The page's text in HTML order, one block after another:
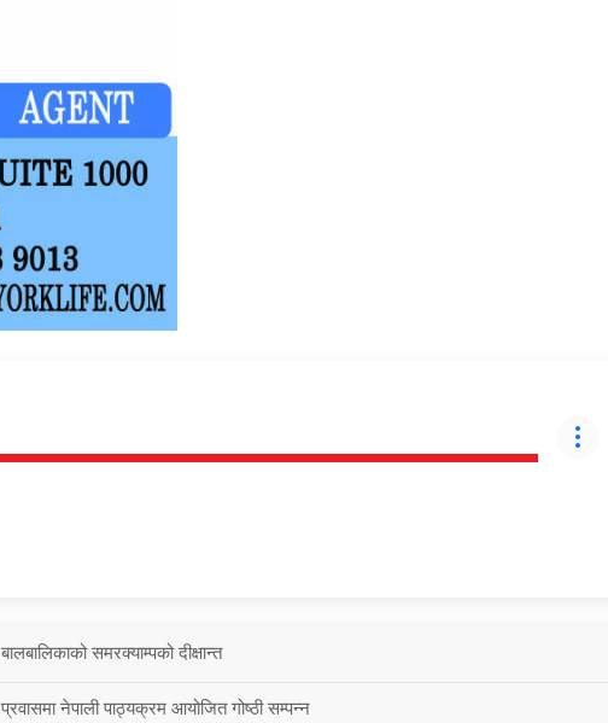
बालबालिकाको समरक्याम्पको दीक्षान्त
प्रवासमा नेपाली पाठ्यक्रम आयोजित गोष्ठी सम्पन्न